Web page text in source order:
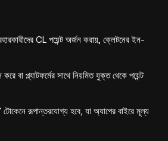
CL পয়েন্ট অর্জন করায়, ক্লেটনের ইন-
বা প্ল্যাটফর্মের সাথে নিয়মিত যুক্ত থেকে পয়েন্ট
রূপান্তরযোগ্য হবে, যা অ্যাপের বাইরে মূল্য